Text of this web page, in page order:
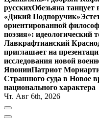
русскихОбезьяна танцует
«Дикий Подпоручик»
ориентированной
поэзия»: идеологический
Лавкрафтианский
приглашает на
исследования новой
ЯпонииПатриот
Страшного суда в Новое
национального характера
Чт. Авг 6th, 2026